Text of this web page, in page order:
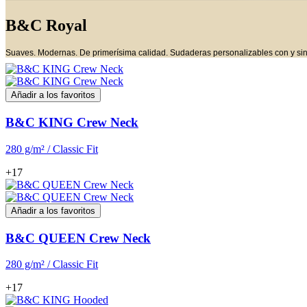
B&C Royal
Suaves. Modernas. De primerísima calidad. Sudaderas personalizables con y
Añadir a los favoritos
B&C KING Crew Neck
280 g/m² / Classic Fit
+17
Añadir a los favoritos
B&C QUEEN Crew Neck
280 g/m² / Classic Fit
+17